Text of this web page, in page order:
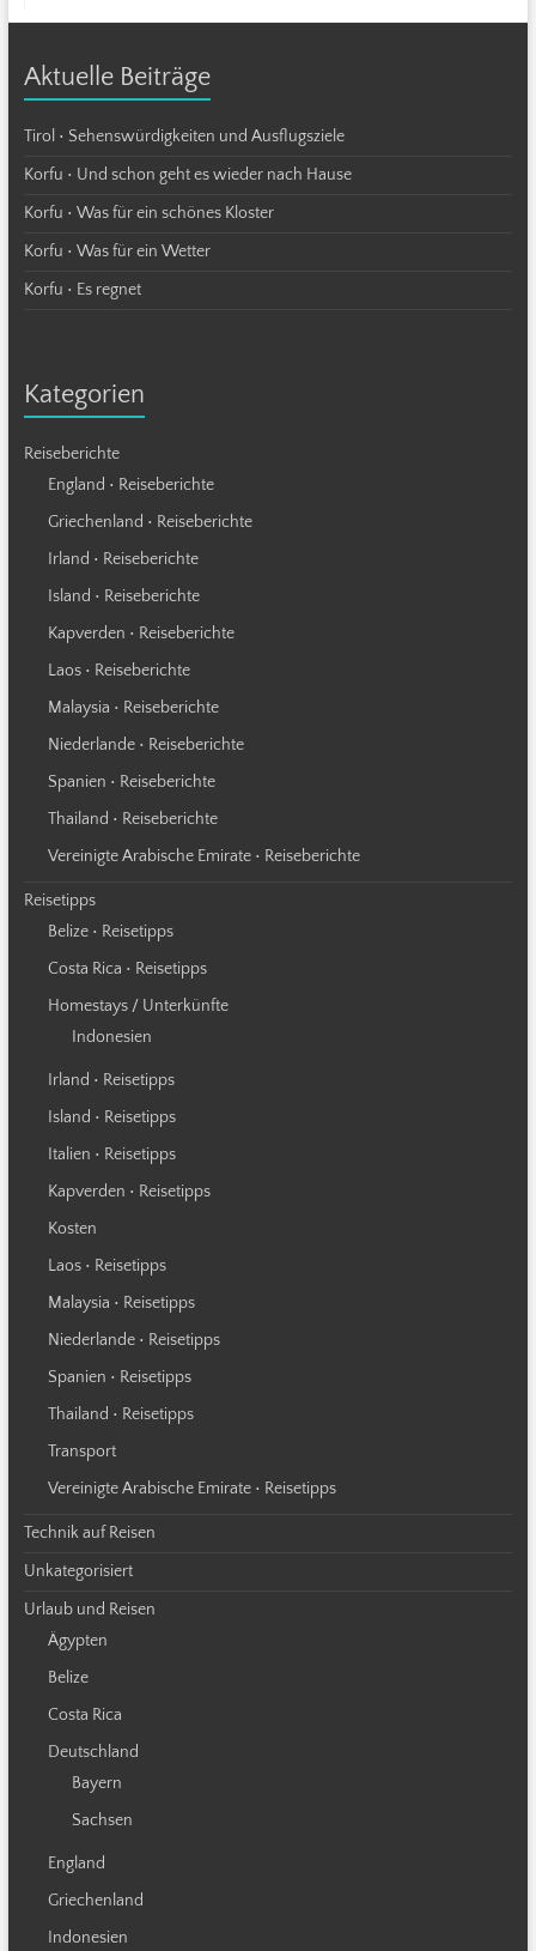
Aktuelle Beiträge
Tirol • Sehenswürdigkeiten und Ausflugsziele
Korfu • Und schon geht es wieder nach Hause
Korfu • Was für ein schönes Kloster
Korfu • Was für ein Wetter
Korfu • Es regnet
Kategorien
Reiseberichte
England • Reiseberichte
Griechenland • Reiseberichte
Irland • Reiseberichte
Island • Reiseberichte
Kapverden • Reiseberichte
Laos • Reiseberichte
Malaysia • Reiseberichte
Niederlande • Reiseberichte
Spanien • Reiseberichte
Thailand • Reiseberichte
Vereinigte Arabische Emirate • Reiseberichte
Reisetipps
Belize • Reisetipps
Costa Rica • Reisetipps
Homestays / Unterkünfte
Indonesien
Irland • Reisetipps
Island • Reisetipps
Italien • Reisetipps
Kapverden • Reisetipps
Kosten
Laos • Reisetipps
Malaysia • Reisetipps
Niederlande • Reisetipps
Spanien • Reisetipps
Thailand • Reisetipps
Transport
Vereinigte Arabische Emirate • Reisetipps
Technik auf Reisen
Unkategorisiert
Urlaub und Reisen
Ägypten
Belize
Costa Rica
Deutschland
Bayern
Sachsen
England
Griechenland
Indonesien